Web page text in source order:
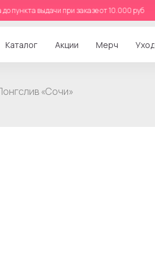
до пункта выдачи при заказе от 10.000 руб
Каталог Мерч
Акции Уход
«Сочи»